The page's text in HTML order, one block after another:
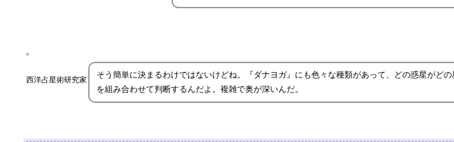
西洋占星術研究家
そう簡単に決まるわけではないけどね。『ダナヨガ』にも色々な種類があって、どの惑星がど
を組み合わせて判断するんだよ。複雑で奥が深いんだ。